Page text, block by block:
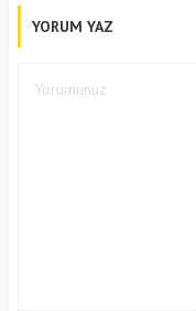
YORUM YAZ